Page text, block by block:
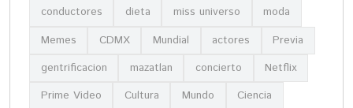
conductores
dieta miss universo
moda
Memes
CDMX Mundial actores
Previa
gentrificacion
mazatlan concierto
Netflix
Prime Video
Cultura Mundo
Ciencia